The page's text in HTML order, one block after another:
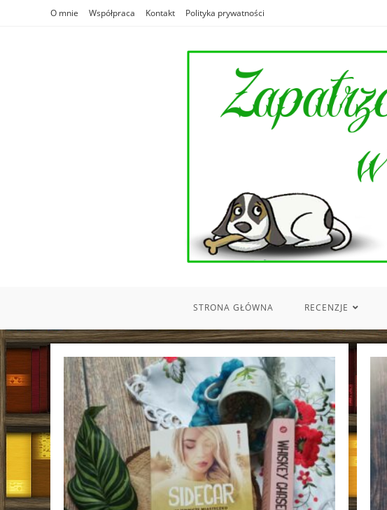
O mnie Współpraca Kontakt Polityka prywatności
STRONA GŁÓWNA RECENZJE